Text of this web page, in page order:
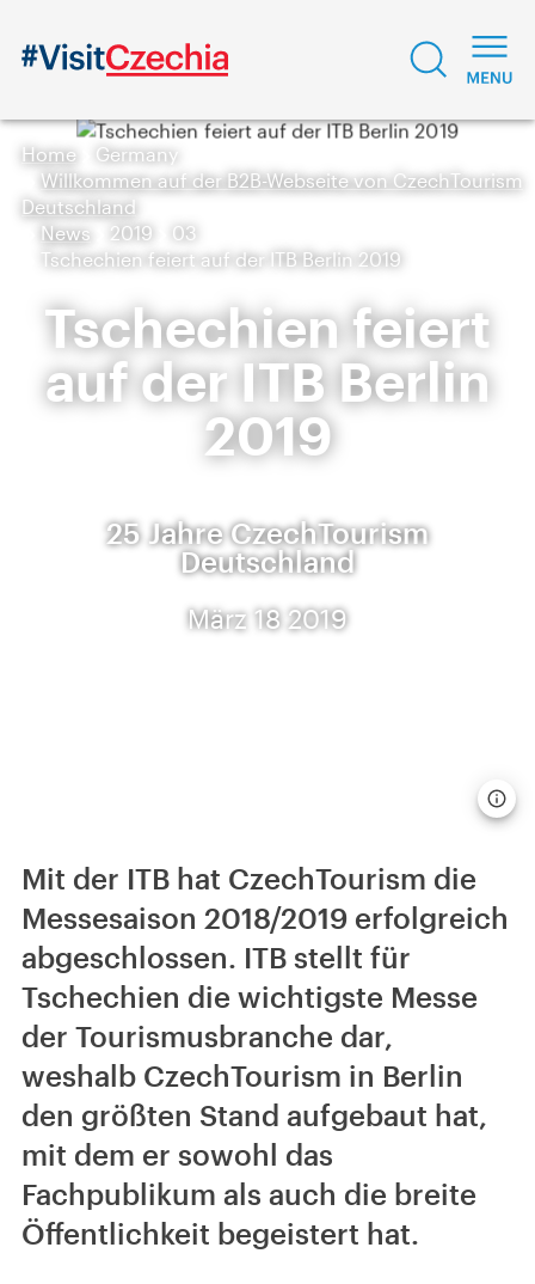
Home
Germany
Willkommen auf der B2B-Webseite von CzechTourism
Deutschland
News
2019
03
Tschechien feiert auf der ITB Berlin 2019
Tschechien feiert
auf der ITB Berlin
2019
25 Jahre CzechTourism
Deutschland
März 18 2019
Mit der ITB hat CzechTourism die
Messesaison 2018/2019 erfolgreich
abgeschlossen. ITB stellt für
Tschechien die wichtigste Messe
der Tourismusbranche dar,
weshalb CzechTourism in Berlin
den größten Stand aufgebaut hat,
mit dem er sowohl das
Fachpublikum als auch die breite
Öffentlichkeit begeistert hat.